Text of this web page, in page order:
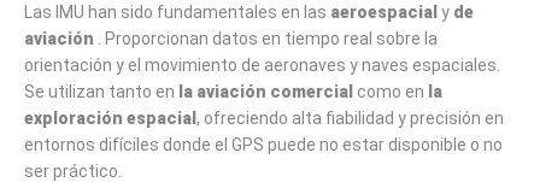
Las IMU han sido fundamentales en las aeroespacialy de
aviación . Proporcionan datos en tiempo real sobre la
orientación y el movimiento de aeronaves y naves espaciales.
Se utilizan tanto en la aviación comercial como en la
exploración espacial, ofreciendo alta fiabilidad y precisión en
entornos difíciles donde el GPS puede no estar disponible o no
ser práctico.